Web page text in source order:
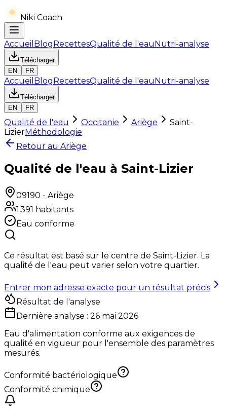
Niki Coach
Accueil BlogRecettesQualité de l'eauNutri-analyse
Télécharger
EN
FR
Accueil BlogRecettesQualité de l'eauNutri-analyse
Télécharger
EN
FR
Qualité de l'eau Occitanie Ariège
Saint-
LizierMéthodologie
Retour au Ariège
Qualité de l'eau à Saint-Lizier
09190 - Ariège
1 391 habitants
Eau conforme
Ce résultat est basé sur le centre de Saint-Lizier. La
qualité de l'eau peut varier selon votre quartier.
Entrer mon adresse exacte pour un résultat précis
Résultat de l'analyse
Dernière analyse : 26 mai 2026
Eau d'alimentation conforme aux exigences de
qualité en vigueur pour l'ensemble des paramètres
mesurés.
Conformité bactériologique
Conformité chimique